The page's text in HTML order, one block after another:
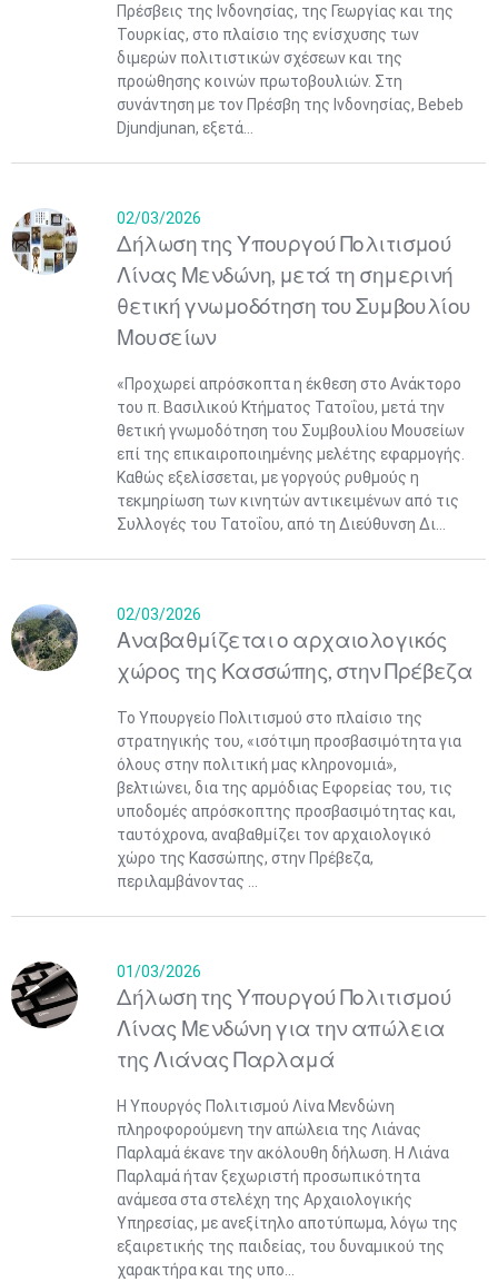
Πρέσβεις της Ινδονησίας, της Γεωργίας και της
Τουρκίας, στο πλαίσιο της ενίσχυσης των
διμερών πολιτιστικών σχέσεων και της
προώθησης κοινών πρωτοβουλιών. Στη
συνάντηση με τον Πρέσβη της Ινδονησίας, Bebeb
Djundjunan, εξετά...
02/03/2026
Δήλωση της Υπουργού Πολιτισμού
Λίνας Μενδώνη, μετά τη σημερινή
θετική γνωμοδότηση του Συμβουλίου
Μουσείων
«Προχωρεί απρόσκοπτα η έκθεση στο Ανάκτορο
του π. Βασιλικού Κτήματος Τατοΐου, μετά την
θετική γνωμοδότηση του Συμβουλίου Μουσείων
επί της επικαιροποιημένης μελέτης εφαρμογής.
Καθώς εξελίσσεται, με γοργούς ρυθμούς η
τεκμηρίωση των κινητών αντικειμένων από τις
Συλλογές του Τατοΐου, από τη Διεύθυνση Δι...
02/03/2026
Αναβαθμίζεται ο αρχαιολογικός
χώρος της Κασσώπης, στην Πρέβεζα
Το Υπουργείο Πολιτισμού στο πλαίσιο της
στρατηγικής του, «ισότιμη προσβασιμότητα για
όλους στην πολιτική μας κληρονομιά»,
βελτιώνει, δια της αρμόδιας Εφορείας του, τις
υποδομές απρόσκοπτης προσβασιμότητας και,
ταυτόχρονα, αναβαθμίζει τον αρχαιολογικό
χώρο της Κασσώπης, στην Πρέβεζα,
περιλαμβάνοντας ...
01/03/2026
Δήλωση της Υπουργού Πολιτισμού
Λίνας Μενδώνη για την απώλεια
της Λιάνας Παρλαμά
Η Υπουργός Πολιτισμού Λίνα Μενδώνη
πληροφορούμενη την απώλεια της Λιάνας
Παρλαμά έκανε την ακόλουθη δήλωση. Η Λιάνα
Παρλαμά ήταν ξεχωριστή προσωπικότητα
ανάμεσα στα στελέχη της Αρχαιολογικής
Υπηρεσίας, με ανεξίτηλο αποτύπωμα, λόγω της
εξαιρετικής της παιδείας, του δυναμικού της
χαρακτήρα και της υπο...